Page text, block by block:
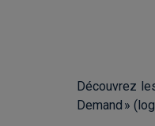
Découvrez
Demand »